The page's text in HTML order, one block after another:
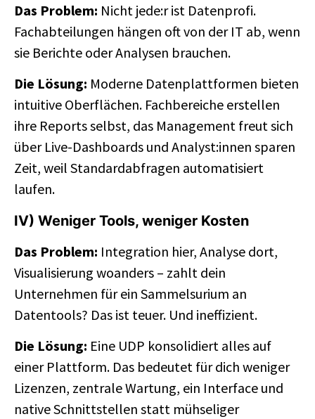
Das Problem: Nicht jede:r ist Datenprofi.
Fachabteilungen hängen oft von der IT ab, wenn
sie Berichte oder Analysen brauchen.
Die Lösung: Moderne Datenplattformen bieten
intuitive Oberflächen. Fachbereiche erstellen
ihre Reports selbst, das Management freut sich
über Live-Dashboards und Analyst:innen sparen
Zeit, weil Standardabfragen automatisiert
laufen.
IV) Weniger Tools, weniger Kosten
Das Problem: Integration hier, Analyse dort,
Visualisierung woanders – zahlt dein
Unternehmen für ein Sammelsurium an
Datentools? Das ist teuer. Und ineffizient.
Die Lösung: Eine UDP konsolidiert alles auf
einer Plattform. Das bedeutet für dich weniger
Lizenzen, zentrale Wartung, ein Interface und
native Schnittstellen statt mühseliger